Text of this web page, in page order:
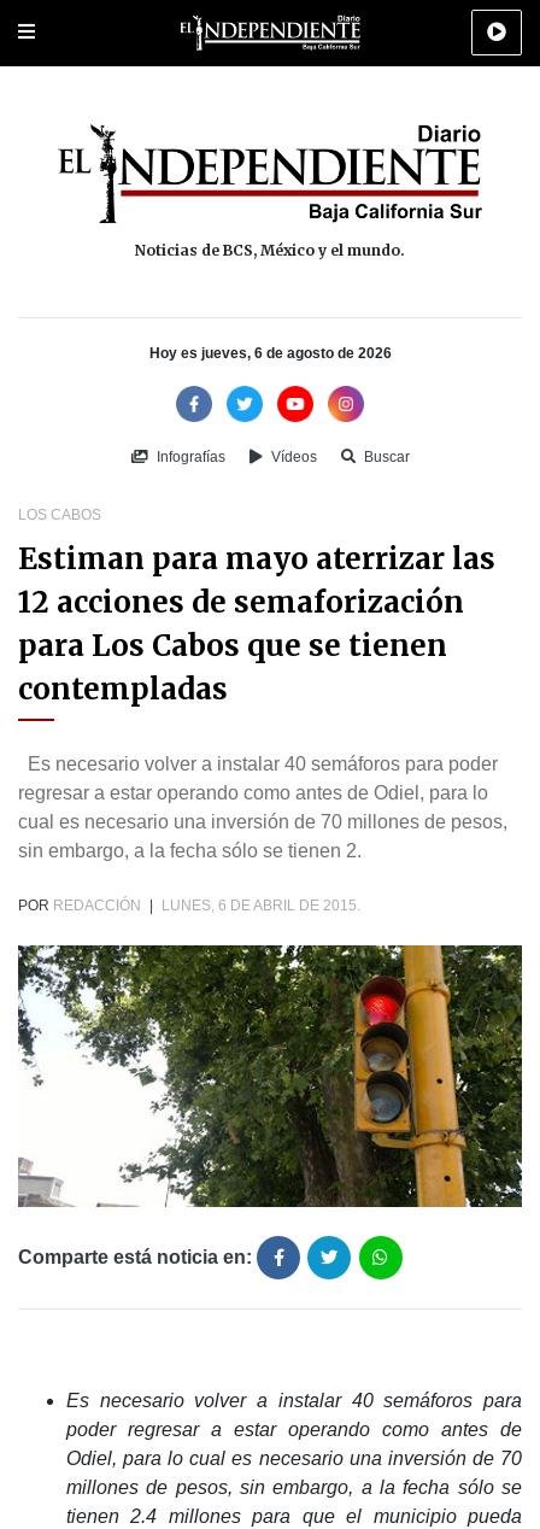
Portada Los Cabos Policiaca Deportes Cultura
Noticias de BCS, México y el mundo.
Hoy es jueves, 6 de agosto de 2026
Infografías Vídeos Buscar
LOS CABOS
Estiman para mayo aterrizar las
12 acciones de semaforización
para Los Cabos que se tienen
contempladas
Es necesario volver a instalar 40 semáforos para poder
regresar a estar operando como antes de Odiel, para lo
cual es necesario una inversión de 70 millones de pesos,
sin embargo, a la fecha sólo se tienen 2.
POR REDACCIÓN LUNES, 6 DE ABRIL DE 2015.
Comparte está noticia en:
Es necesario volver a instalar 40 semáforos para
poder regresar a estar operando como antes de
Odiel, para lo cual es necesario una inversión de 70
millones de pesos, sin embargo, a la fecha sólo se
tienen 2.4 millones para que el municipio pueda